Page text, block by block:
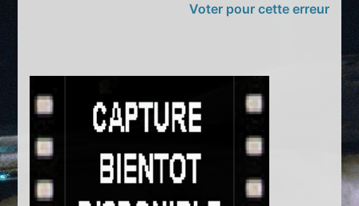
Voter pour cette erreur